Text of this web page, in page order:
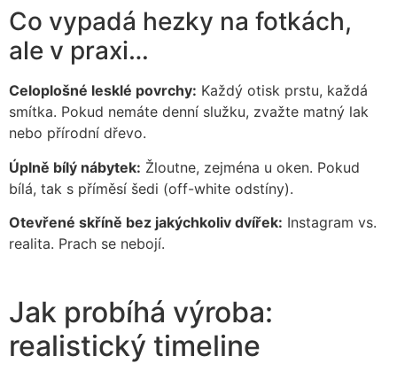
Co vypadá hezky na fotkách,
ale v praxi…
Celoplošné lesklé povrchy: Každý otisk prstu, každá
smítka. Pokud nemáte denní služku, zvažte matný lak
nebo přírodní dřevo.
Úplně bílý nábytek: Žloutne, zejména u oken. Pokud
bílá, tak s příměsí šedi (off-white odstíny).
Otevřené skříně bez jakýchkoliv dvířek: Instagram vs.
realita. Prach se nebojí.
Jak probíhá výroba:
realistický timeline